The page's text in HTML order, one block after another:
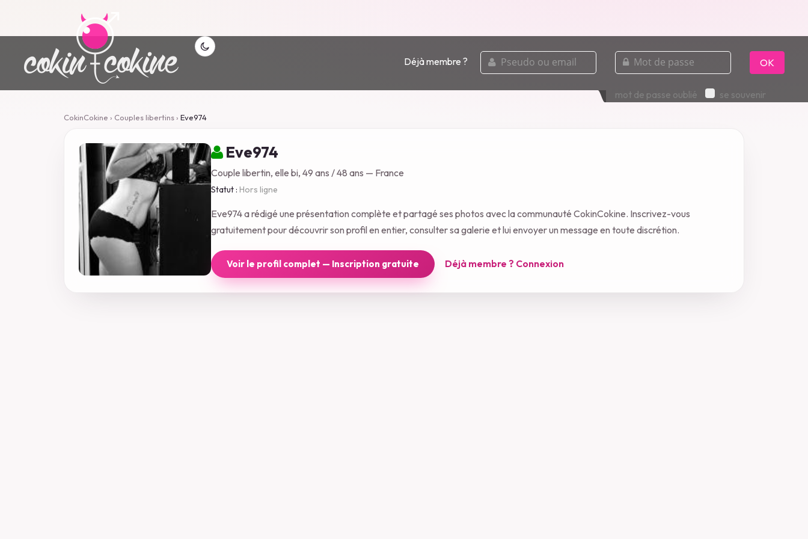
Déjà membre ?
pseudo
ou
email
mot
de
passe
OK
mot de passe oublié se souvenir
CokinCokine › Couples libertins› Eve974
Eve974
Couple libertin, elle bi, 49 ans / 48 ans — France
Statut : Hors ligne
Eve974 a rédigé une présentation complète et partagé ses photos avec la communauté CokinCokine. Inscrivez-vous
gratuitement pour découvrir son profil en entier, consulter sa galerie et lui envoyer un message en toute discrétion.
Voir le profil complet — Inscription gratuite Déjà membre ? Connexion